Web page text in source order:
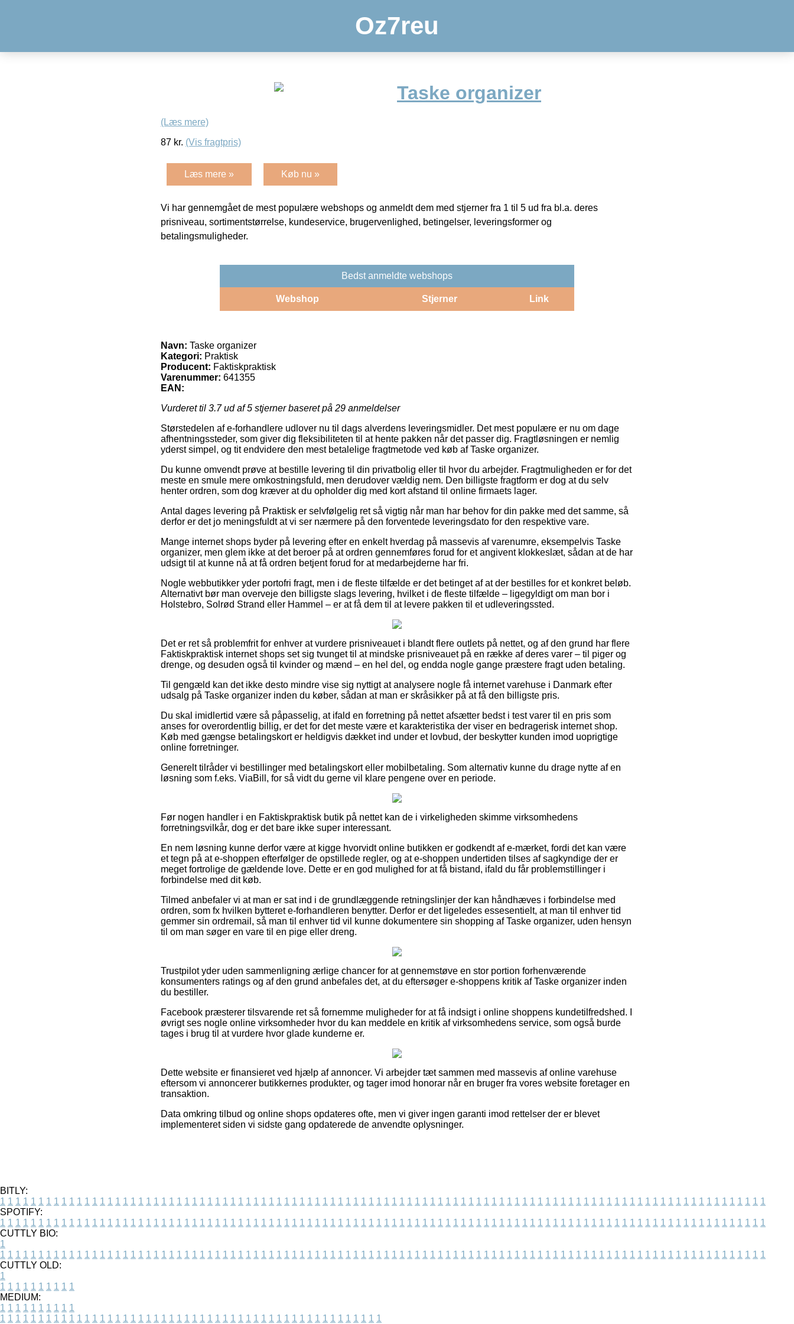
Oz7reu
Taske organizer
(Læs mere)
87 kr. (Vis fragtpris)
Læs mere » Køb nu »
Vi har gennemgået de mest populære webshops og anmeldt dem med stjerner fra 1 til 5 ud fra bl.a. deres
prisniveau, sortimentstørrelse, kundeservice, brugervenlighed, betingelser, leveringsformer og
betalingsmuligheder.
Bedst anmeldte webshops
Webshop Stjerner Link
Navn: Taske organizer
Kategori: Praktisk
Producent: Faktiskpraktisk
Varenummer: 641355
EAN:
Vurderet til 3.7ud af 5 stjerner baseret på 29 anmeldelser
Størstedelen af e-forhandlere udlover nu til dags alverdens leveringsmidler. Det mest populære er nu om dage
afhentningssteder, som giver dig fleksibiliteten til at hente pakken når det passer dig. Fragtløsningen er nemlig
yderst simpel, og tit endvidere den mest betalelige fragtmetode ved køb af Taske organizer.
Du kunne omvendt prøve at bestille levering til din privatbolig eller til hvor du arbejder. Fragtmuligheden er for det
meste en smule mere omkostningsfuld, men derudover vældig nem. Den billigste fragtform er dog at du selv
henter ordren, som dog kræver at du opholder dig med kort afstand til online firmaets lager.
Antal dages levering på Praktisk er selvfølgelig ret så vigtig når man har behov for din pakke med det samme, så
derfor er det jo meningsfuldt at vi ser nærmere på den forventede leveringsdato for den respektive vare.
Mange internet shops byder på levering efter en enkelt hverdag på massevis af varenumre, eksempelvis Taske
organizer, men glem ikke at det beroer på at ordren gennemføres forud for et angivent klokkeslæt, sådan at de har
udsigt til at kunne nå at få ordren betjent forud for at medarbejderne har fri.
Nogle webbutikker yder portofri fragt, men i de fleste tilfælde er det betinget af at der bestilles for et konkret beløb.
Alternativt bør man overveje den billigste slags levering, hvilket i de fleste tilfælde – ligegyldigt om man bor i
Holstebro, Solrød Strand eller Hammel – er at få dem til at levere pakken til et udleveringssted.
Det er ret så problemfrit for enhver at vurdere prisniveauet i blandt flere outlets på nettet, og af den grund har flere
Faktiskpraktisk internet shops set sig tvunget til at mindske prisniveauet på en række af deres varer – til piger og
drenge, og desuden også til kvinder og mænd – en hel del, og endda nogle gange præstere fragt uden betaling.
Til gengæld kan det ikke desto mindre vise sig nyttigt at analysere nogle få internet varehuse i Danmark efter
udsalg på Taske organizer inden du køber, sådan at man er skråsikker på at få den billigste pris.
Du skal imidlertid være så påpasselig, at ifald en forretning på nettet afsætter bedst i test varer til en pris som
anses for overordentlig billig, er det for det meste være et karakteristika der viser en bedragerisk internet shop.
Køb med gængse betalingskort er heldigvis dækket ind under et lovbud, der beskytter kunden imod uoprigtige
online forretninger.
Generelt tilråder vi bestillinger med betalingskort eller mobilbetaling. Som alternativ kunne du drage nytte af en
løsning som f.eks. ViaBill, for så vidt du gerne vil klare pengene over en periode.
Før nogen handler i en Faktiskpraktisk butik på nettet kan de i virkeligheden skimme virksomhedens
forretningsvilkår, dog er det bare ikke super interessant.
En nem løsning kunne derfor være at kigge hvorvidt online butikken er godkendt af e-mærket, fordi det kan være
et tegn på at e-shoppen efterfølger de opstillede regler, og at e-shoppen undertiden tilses af sagkyndige der er
meget fortrolige de gældende love. Dette er en god mulighed for at få bistand, ifald du får problemstillinger i
forbindelse med dit køb.
Tilmed anbefaler vi at man er sat ind i de grundlæggende retningslinjer der kan håndhæves i forbindelse med
ordren, som fx hvilken bytteret e-forhandleren benytter. Derfor er det ligeledes essesentielt, at man til enhver tid
gemmer sin ordremail, så man til enhver tid vil kunne dokumentere sin shopping af Taske organizer, uden hensyn
til om man søger en vare til en pige eller dreng.
Trustpilot yder uden sammenligning ærlige chancer for at gennemstøve en stor portion forhenværende
konsumenters ratings og af den grund anbefales det, at du eftersøger e-shoppens kritik af Taske organizer inden
du bestiller.
Facebook præsterer tilsvarende ret så fornemme muligheder for at få indsigt i online shoppens kundetilfredshed. I
øvrigt ses nogle online virksomheder hvor du kan meddele en kritik af virksomhedens service, som også burde
tages i brug til at vurdere hvor glade kunderne er.
Dette website er finansieret ved hjælp af annoncer. Vi arbejder tæt sammen med massevis af online varehuse
eftersom vi annoncerer butikkernes produkter, og tager imod honorar når en bruger fra vores website foretager en
transaktion.
Data omkring tilbud og online shops opdateres ofte, men vi giver ingen garanti imod rettelser der er blevet
implementeret siden vi sidste gang opdaterede de anvendte oplysninger.
BITLY:
1 1 1 1 1 1 1 1 1 1 1 1 1 1 1 1 1 1 1 1 1 1 1 1 1 1 1 1 1 1 1 1 1 1 1 1 1 1 1 1 1 1 1 1 1 1 1 1 1 1 1 1 1 1 1 1 1 1 1 1 1 1 1 1 1 1 1 1 1 1 1 1 1 1 1 1 1 1 1 1 1 1 1 1 1 1 1 1 1 1 1 1 1 1 1 1 1 1 1 1
SPOTIFY:
1 1 1 1 1 1 1 1 1 1 1 1 1 1 1 1 1 1 1 1 1 1 1 1 1 1 1 1 1 1 1 1 1 1 1 1 1 1 1 1 1 1 1 1 1 1 1 1 1 1 1 1 1 1 1 1 1 1 1 1 1 1 1 1 1 1 1 1 1 1 1 1 1 1 1 1 1 1 1 1 1 1 1 1 1 1 1 1 1 1 1 1 1 1 1 1 1 1 1 1
CUTTLY BIO:
1
1 1 1 1 1 1 1 1 1 1 1 1 1 1 1 1 1 1 1 1 1 1 1 1 1 1 1 1 1 1 1 1 1 1 1 1 1 1 1 1 1 1 1 1 1 1 1 1 1 1 1 1 1 1 1 1 1 1 1 1 1 1 1 1 1 1 1 1 1 1 1 1 1 1 1 1 1 1 1 1 1 1 1 1 1 1 1 1 1 1 1 1 1 1 1 1 1 1 1 1
CUTTLY OLD:
1
1 1 1 1 1 1 1 1 1 1
MEDIUM:
1 1 1 1 1 1 1 1 1 1
1 1 1 1 1 1 1 1 1 1 1 1 1 1 1 1 1 1 1 1 1 1 1 1 1 1 1 1 1 1 1 1 1 1 1 1 1 1 1 1 1 1 1 1 1 1 1 1 1 1